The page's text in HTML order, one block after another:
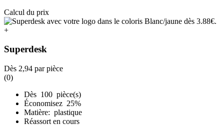
Calcul du prix
+
Superdesk
Dès 2,94 par pièce
(0)
Dès 100 pièce(s)
Économisez 25%
Matière: plastique
Réassort en cours